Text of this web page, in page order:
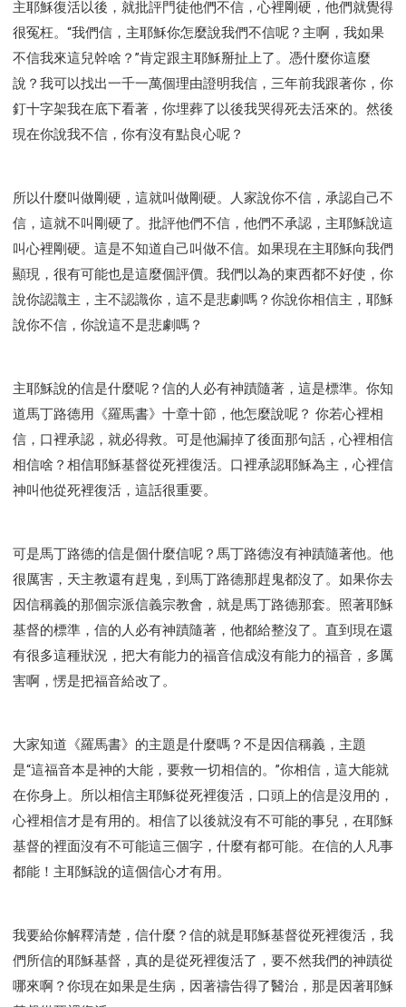
主耶穌復活以後，就批評門徒他們不信，心裡剛硬，他們就覺得
很冤枉。“我們信，主耶穌你怎麼說我們不信呢？主啊，我如果
不信我來這兒幹啥？”肯定跟主耶穌掰扯上了。憑什麼你這麼
說？我可以找出一千一萬個理由證明我信，三年前我跟著你，你
釘十字架我在底下看著，你埋葬了以後我哭得死去活來的。然後
現在你說我不信，你有沒有點良心呢？
所以什麼叫做剛硬，這就叫做剛硬。人家說你不信，承認自己不
信，這就不叫剛硬了。批評他們不信，他們不承認，主耶穌說這
叫心裡剛硬。這是不知道自己叫做不信。如果現在主耶穌向我們
顯現，很有可能也是這麼個評價。我們以為的東西都不好使，你
說你認識主，主不認識你，這不是悲劇嗎？你說你相信主，耶穌
說你不信，你說這不是悲劇嗎？
主耶穌說的信是什麼呢？信的人必有神蹟隨著，這是標準。你知
道馬丁路德用《羅馬書》十章十節，他怎麼說呢？ 你若心裡相
信，口裡承認，就必得救。可是他漏掉了後面那句話，心裡相信
相信啥？相信耶穌基督從死裡復活。口裡承認耶穌為主，心裡信
神叫他從死裡復活，這話很重要。
可是馬丁路德的信是個什麼信呢？馬丁路德沒有神蹟隨著他。他
很厲害，天主教還有趕鬼，到馬丁路德那趕鬼都沒了。如果你去
因信稱義的那個宗派信義宗教會，就是馬丁路德那套。照著耶穌
基督的標準，信的人必有神蹟隨著，他都給整沒了。直到現在還
有很多這種狀況，把大有能力的福音信成沒有能力的福音，多厲
害啊，愣是把福音給改了。
大家知道《羅馬書》的主題是什麼嗎？不是因信稱義，主題
是“這福音本是神的大能，要救一切相信的。”你相信，這大能就
在你身上。所以相信主耶穌從死裡復活，口頭上的信是沒用的，
心裡相信才是有用的。相信了以後就沒有不可能的事兒，在耶穌
基督的裡面沒有不可能這三個字，什麼有都可能。在信的人凡事
都能！主耶穌說的這個信心才有用。
我要給你解釋清楚，信什麼？信的就是耶穌基督從死裡復活，我
們所信的耶穌基督，真的是從死裡復活了，要不然我們的神蹟從
哪來啊？你現在如果是生病，因著禱告得了醫治，那是因著耶穌